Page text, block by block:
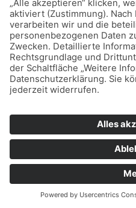
Inhaltsverzeichnis